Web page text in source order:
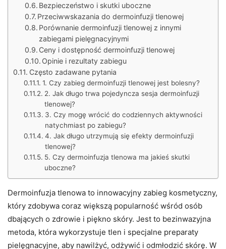
Bezpieczeństwo i skutki uboczne
Przeciwwskazania do dermoinfuzji tlenowej
Porównanie dermoinfuzji tlenowej z innymi
zabiegami pielęgnacyjnymi
Ceny i dostępność dermoinfuzji tlenowej
Opinie i rezultaty zabiegu
Często zadawane pytania
1. Czy zabieg dermoinfuzji tlenowej jest bolesny?
2. Jak długo trwa pojedyncza sesja dermoinfuzji
tlenowej?
3. Czy mogę wrócić do codziennych aktywności
natychmiast po zabiegu?
4. Jak długo utrzymują się efekty dermoinfuzji
tlenowej?
5. Czy dermoinfuzja tlenowa ma jakieś skutki
uboczne?
Dermoinfuzja tlenowa to innowacyjny zabieg kosmetyczny,
który zdobywa coraz większą popularność wśród osób
dbających o zdrowie i piękno skóry. Jest to bezinwazyjna
metoda, która wykorzystuje tlen i specjalne preparaty
pielęgnacyjne, aby nawilżyć, odżywić i odmłodzić skórę. W